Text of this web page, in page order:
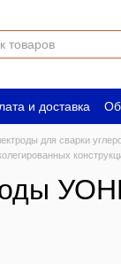
и доставка
соглашение
для сварки